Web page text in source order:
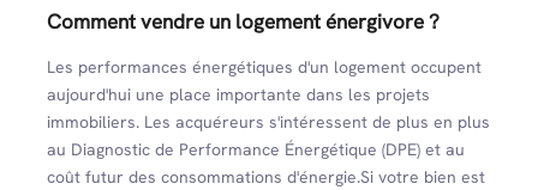
Comment vendre un logement énergivore ?
Les performances énergétiques d'un logement occupent
aujourd'hui une place importante dans les projets
immobiliers. Les acquéreurs s'intéressent de plus en plus
au Diagnostic de Performance Énergétique (DPE) et au
coût futur des consommations d'énergie.Si votre bien est